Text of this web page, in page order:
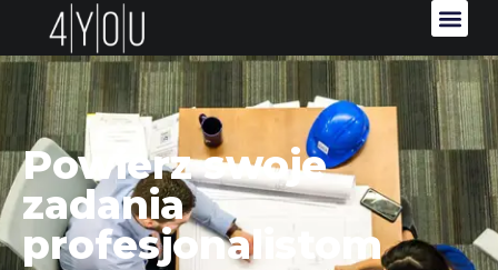
Powierz swoje
zadania
profesjonalistom